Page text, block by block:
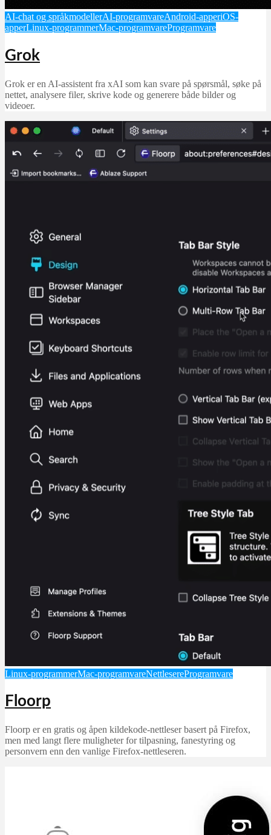
AI-chat og språkmodellerAI-programvareAndroid-apperiOS-
apperLinux-programmerMac-programvareProgramvare
Grok
Grok er en AI‑assistent fra xAI som kan svare på spørsmål, søke på
nettet, analysere filer, skrive kode og generere både bilder og
videoer.
Linux-programmerMac-programvareNettlesereProgramvare
Floorp
Floorp er en gratis og åpen kildekode-nettleser basert på Firefox,
men med langt flere muligheter for tilpasning, fanestyring og
personvern enn den vanlige Firefox-nettleseren.